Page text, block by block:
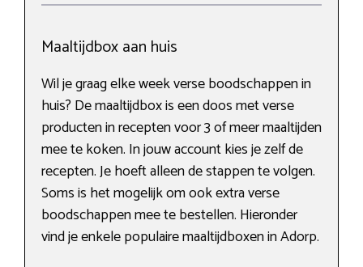
Maaltijdbox aan huis
Wil je graag elke week verse boodschappen in
huis? De maaltijdbox is een doos met verse
producten in recepten voor 3 of meer maaltijden
mee te koken. In jouw account kies je zelf de
recepten. Je hoeft alleen de stappen te volgen.
Soms is het mogelijk om ook extra verse
boodschappen mee te bestellen. Hieronder
vind je enkele populaire maaltijdboxen in Adorp.